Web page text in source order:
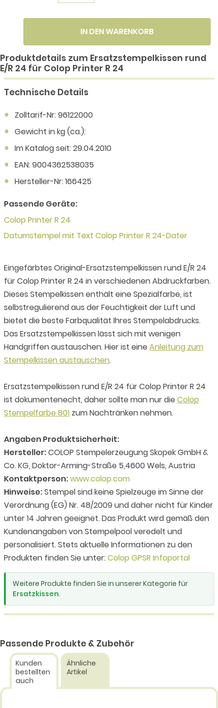
IN DEN WARENKORB
Produktdetails zum Ersatzstempelkissen rund
E/R 24 für Colop Printer R 24
Technische Details
Zolltarif-Nr: 96122000
Gewicht in kg (ca.):
Im Katalog seit: 29.04.2010
EAN: 9004362538035
Hersteller-Nr: 166425
Passende Geräte:
Colop Printer R 24
Datumstempel mit Text Colop Printer R 24-Dater
Eingefärbtes Original-Ersatzstempelkissen rund E/R 24
für Colop Printer R 24 in verschiedenen Abdruckfarben.
Dieses Stempelkissen enthält eine Spezialfarbe, ist
selbstregulierend aus der Feuchtigkeit der Luft und
bietet die beste Farbqualität Ihres Stempelabdrucks.
Das Ersatzstempelkissen lässt sich mit wenigen
Handgriffen austauschen. Hier ist eine Anleitung zum
Stempelkissen austauschen.
Ersatzstempelkissen rund E/R 24 für Colop Printer R 24
ist dokumentenecht, daher sollte man nur die Colop
Stempelfarbe 801 zum Nachtränken nehmen.
Angaben Produktsicherheit:
Hersteller:COLOP Stempelerzeugung Skopek GmbH &
Co. KG, Doktor-Arming-Straße 5,4600 Wels, Austria
Kontaktperson:www.colop.com
Hinweise:Stempel sind keine Spielzeuge im Sinne der
Verordnung (EG) Nr. 48/2009 und daher nicht für Kinder
unter 14 Jahren geeignet. Das Produkt wird gemäß den
Kundenangaben von Stempelpool veredelt und
personalisiert. Stets aktuelle Informationen zu den
Produkten finden Sie unter:Colop GPSR Infoportal
Weitere Produkte finden Sie in unserer Kategorie für
Ersatzkissen.
Passende Produkte & Zubehör
Kunden
bestellten
auch
Ähnliche
Artikel